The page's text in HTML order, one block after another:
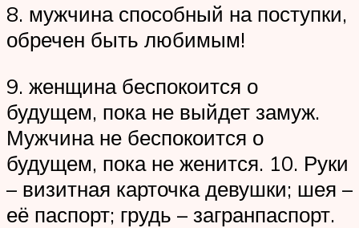
8. мужчина способный на поступки,
обречен быть любимым!
9. женщина беспокоится о
будущем, пока не выйдет замуж.
Мужчина не беспокоится о
будущем, пока не женится. 10. Руки
– визитная карточка девушки; шея –
её паспорт; грудь – загранпаспорт.